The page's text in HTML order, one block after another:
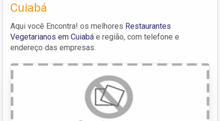
Cuiabá
Aqui você Encontra! os melhores Restaurantes
Vegetarianos em Cuiabá e região, com telefone e
endereço das empresas.